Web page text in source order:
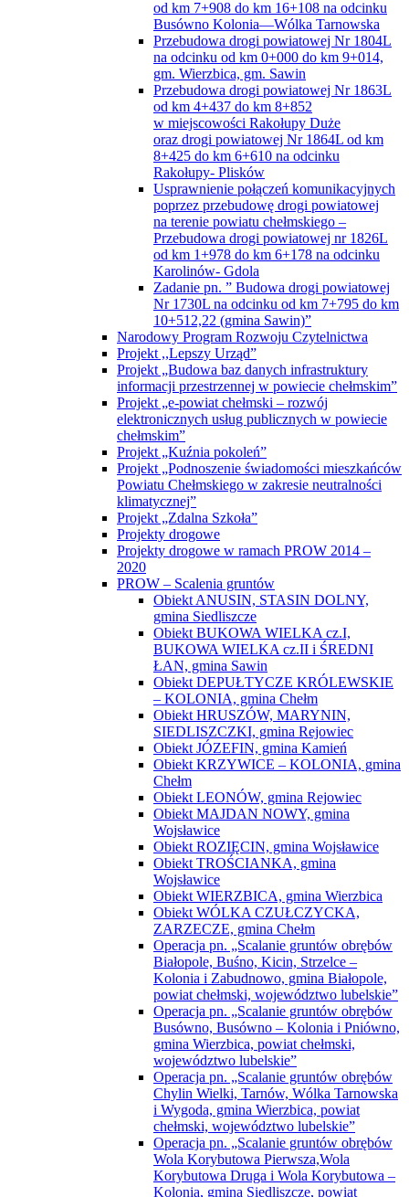
od km 7+908 do km 16+108 na odcinku
Busówno Kolonia—Wólka Tarnowska
Przebudowa drogi powiatowej Nr 1804L
na odcinku od km 0+000 do km 9+014,
gm. Wierzbica, gm. Sawin
Przebudowa drogi powiatowej Nr 1863L
od km 4+437 do km 8+852
w miejscowości Rakołupy Duże
oraz drogi powiatowej Nr 1864L od km
8+425 do km 6+610 na odcinku
Rakołupy- Plisków
Usprawnienie połączeń komunikacyjnych
poprzez przebudowę drogi powiatowej
na terenie powiatu chełmskiego –
Przebudowa drogi powiatowej nr 1826L
od km 1+978 do km 6+178 na odcinku
Karolinów- Gdola
Zadanie pn. ” Budowa drogi powiatowej
Nr 1730L na odcinku od km 7+795 do km
10+512,22 (gmina Sawin)”
Narodowy Program Rozwoju Czytelnictwa
Projekt ,,Lepszy Urząd”
Projekt „Budowa baz danych infrastruktury
informacji przestrzennej w powiecie chełmskim”
Projekt „e-powiat chełmski – rozwój
elektronicznych usług publicznych w powiecie
chełmskim”
Projekt „Kuźnia pokoleń”
Projekt „Podnoszenie świadomości mieszkańców
Powiatu Chełmskiego w zakresie neutralności
klimatycznej”
Projekt „Zdalna Szkoła”
Projekty drogowe
Projekty drogowe w ramach PROW 2014 –
2020
PROW – Scalenia gruntów
Obiekt ANUSIN, STASIN DOLNY,
gmina Siedliszcze
Obiekt BUKOWA WIELKA cz.I,
BUKOWA WIELKA cz.II i ŚREDNI
ŁAN, gmina Sawin
Obiekt DEPUŁTYCZE KRÓLEWSKIE
– KOLONIA, gmina Chełm
Obiekt HRUSZÓW, MARYNIN,
SIEDLISZCZKI, gmina Rejowiec
Obiekt JÓZEFIN, gmina Kamień
Obiekt KRZYWICE – KOLONIA, gmina
Chełm
Obiekt LEONÓW, gmina Rejowiec
Obiekt MAJDAN NOWY, gmina
Wojsławice
Obiekt ROZIĘCIN, gmina Wojsławice
Obiekt TROŚCIANKA, gmina
Wojsławice
Obiekt WIERZBICA, gmina Wierzbica
Obiekt WÓLKA CZUŁCZYCKA,
ZARZECZE, gmina Chełm
Operacja pn. „Scalanie gruntów obrębów
Białopole, Buśno, Kicin, Strzelce –
Kolonia i Zabudnowo, gmina Białopole,
powiat chełmski, województwo lubelskie”
Operacja pn. „Scalanie gruntów obrębów
Busówno, Busówno – Kolonia i Pniówno,
gmina Wierzbica, powiat chełmski,
województwo lubelskie”
Operacja pn. „Scalanie gruntów obrębów
Chylin Wielki, Tarnów, Wólka Tarnowska
i Wygoda, gmina Wierzbica, powiat
chełmski, województwo lubelskie”
Operacja pn. „Scalanie gruntów obrębów
Wola Korybutowa Pierwsza,Wola
Korybutowa Druga i Wola Korybutowa –
Kolonia, gmina Siedliszcze, powiat